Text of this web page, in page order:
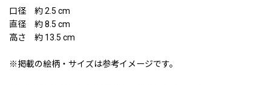
口径 約 2.5 cm
直径 約 8.5 cm
高さ 約 13.5 cm
※掲載の絵柄・サイズは参考イメージです。